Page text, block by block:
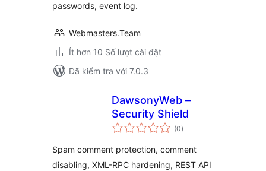
passwords, event log.
Webmasters.Team
Ít hơn 10 Số lượt cài đặt
Đã kiểm tra với 7.0.3
DawsonyWeb –
Security Shield
(0tổng
đánh
)
Spam comment protection, comment
disabling, XML-RPC hardening, REST API